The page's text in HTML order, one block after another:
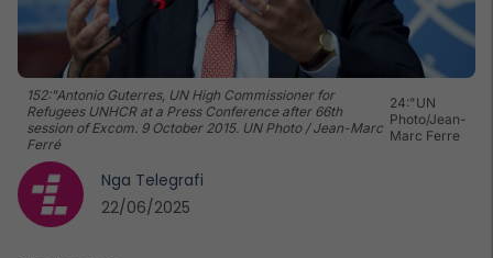
152:"Antonio Guterres, UN High Commissioner for
Refugees UNHCR at a Press Conference after 66th
session of Excom. 9 October 2015. UN Photo / Jean-Marc
Ferré
24:"UN
Photo/Jean-
Marc Ferre
Nga Telegrafi
22/06/2025